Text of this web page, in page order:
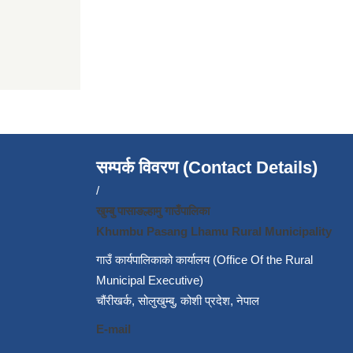
सम्पर्क विवरण (Contact Details)
/
खुम्बु पासाङल्हामु गाउँपालिका
Khumbu Pasang Lhamu Rural Municipality
गाउँ कार्यपालिकाको कार्यालय (Office Of the Rural
Municipal Executive)
चौंरीखर्क, सोलुखुम्बु, कोशी प्रदेश, नेपाल
E-mail